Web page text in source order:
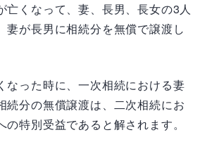
亡くなって、妻、長男、長女の3人
妻が長男に相続分を無償で譲渡し
なった時に、一次相続における妻
続分の無償譲渡は、二次相続にお
の特別受益であると解されます。